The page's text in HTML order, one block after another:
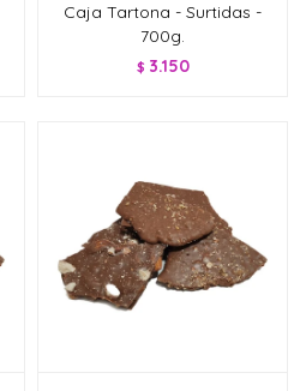
Caja Tartona - Surtidas -
700g.
$ 3.150